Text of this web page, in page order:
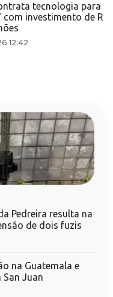
tecnologia para
com investimento de R
12:42
Pedreira resulta na
de dois fuzis
na Guatemala e
Juan